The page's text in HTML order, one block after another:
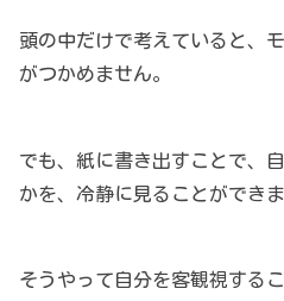
頭の中だけで考えていると、
がつかめません。
でも、紙に書き出すことで、
かを、冷静に見ることができま
そうやって自分を客観視する